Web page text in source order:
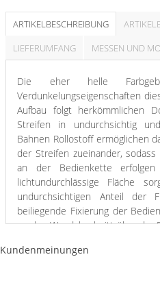
ARTIKELBESCHREIBUNG
LIEFERUMFANG
MESSEN UND
Die eher helle
Verdunkelungseigenschaften
Aufbau folgt herkömmlichen
Streifen in undurchsichtig
Bahnen Rollostoff ermöglichen
der Streifen zueinander,
an der Bedienkette erfolgen
lichtundurchlässige Fläche
undurchsichtigen Anteil der
beiliegende Fixierung der
an den Wandabschnitt über der
geachtet werden, dass sowohl
Kundenmeinungen